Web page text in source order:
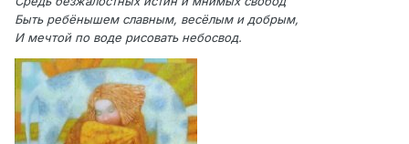
Быть ребёнышем славным, весёлым и добрым,
И мечтой по воде рисовать небосвод.